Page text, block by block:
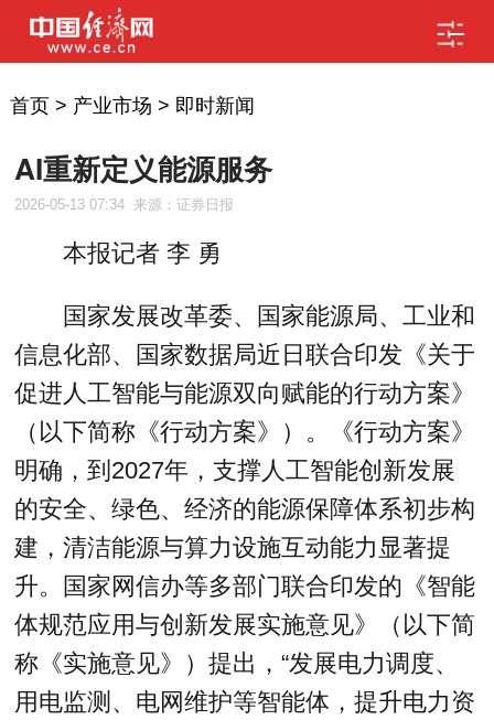
首页> 产业市场 > 即时新闻
AI重新定义能源服务
2026-05-13 07:34 来源：证券日报
本报记者 李 勇
国家发展改革委、国家能源局、工业和
信息化部、国家数据局近日联合印发《关于
促进人工智能与能源双向赋能的行动方案》
（以下简称《行动方案》）。《行动方案》
明确，到2027年，支撑人工智能创新发展
的安全、绿色、经济的能源保障体系初步构
建，清洁能源与算力设施互动能力显著提
升。国家网信办等多部门联合印发的《智能
体规范应用与创新发展实施意见》（以下简
称《实施意见》）提出，“发展电力调度、
用电监测、电网维护等智能体，提升电力资